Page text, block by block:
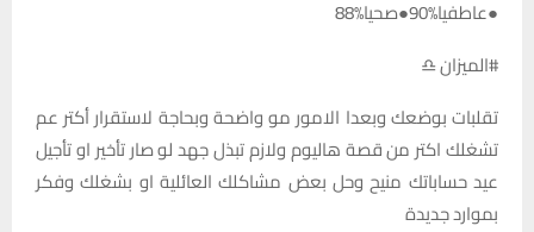
●عاطفيا%90●صحيا%88
#الميزان ♎
تقلبات بوضعك وبعدا الامور مو واضحة وبحاجة لاستقرار أكتر عم
تشغلك اكتر من قصة هاليوم ولازم تبذل جهد لو صار تأخير او تأجيل
عيد حساباتك منيح وحل بعض مشاكلك العائلية او بشغلك وفكر
بموارد جديدة